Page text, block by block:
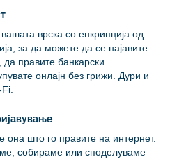
врска со енкрипција од
за да можете да се најавите
правите банкарски
онлајн без грижи. Дури и
она што го правите на интернет.
собираме или споделуваме